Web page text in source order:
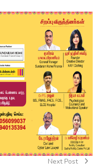
Next Post